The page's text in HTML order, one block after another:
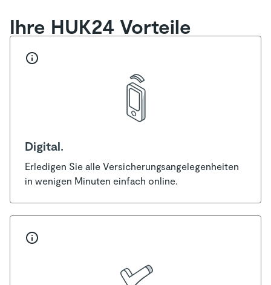
Ihre HUK24 Vorteile
Digital.
Erledigen Sie alle Versicherungsangelegenheiten
in wenigen Minuten einfach online.